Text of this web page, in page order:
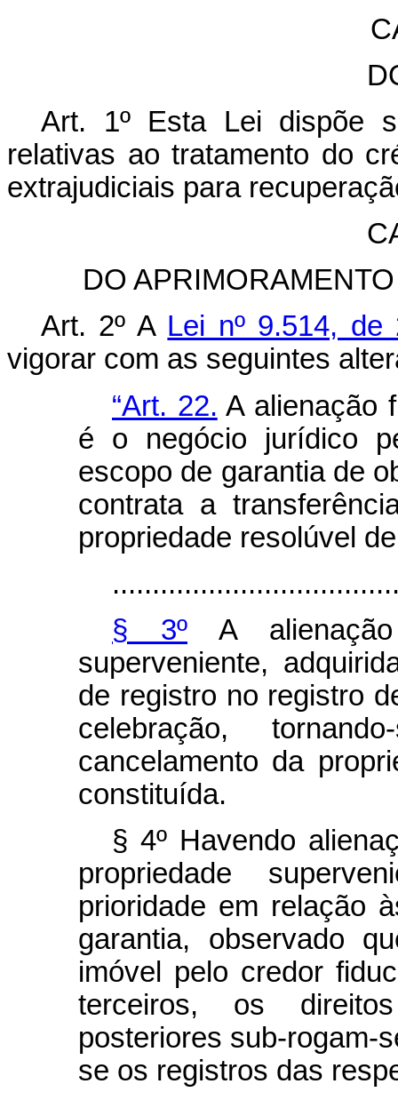
Art. 1º Esta Lei dispõe
relativas ao tratamento do
extrajudiciais para
DO
Art. 2º A Lei nº 9.514,
vigorar com as seguintes
“Art. 22. A alienação
é o negócio jurídico
escopo de garantia de
contrata a
propriedade resolúvel
§ 3º A
superveniente,
de registro no registro
celebração,
cancelamento da
constituída.
§ 4º Havendo
propriedade
prioridade em relação
garantia, observado
imóvel pelo credor
terceiros, os
posteriores sub-rogam-
se os registros das